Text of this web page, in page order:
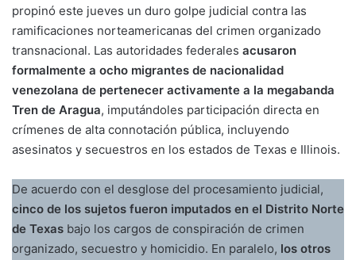
propinó este jueves un duro golpe judicial contra las
ramificaciones norteamericanas del crimen organizado
transnacional. Las autoridades federales acusaron
formalmente a ocho migrantes de nacionalidad
venezolana de pertenecer activamente a la megabanda
Tren de Aragua, imputándoles participación directa en
crímenes de alta connotación pública, incluyendo
asesinatos y secuestros en los estados de Texas e Illinois.
De acuerdo con el desglose del procesamiento judicial,
cinco de los sujetos fueron imputados en el Distrito Norte
de Texas bajo los cargos de conspiración de crimen
organizado, secuestro y homicidio. En paralelo, los otros